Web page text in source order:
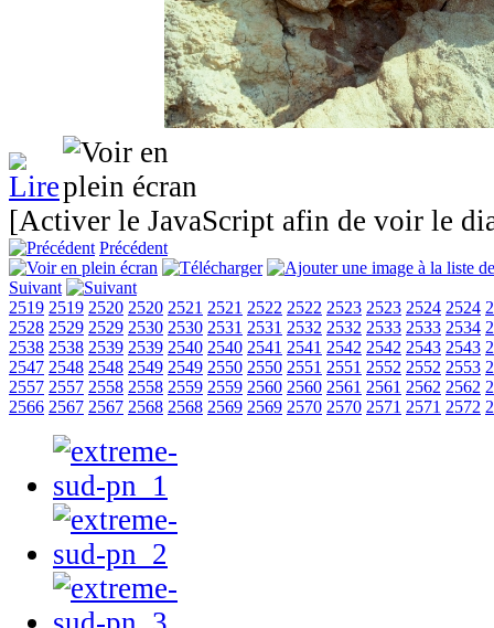
[Activer le JavaScript afin de voir le
Précédent
Suivant
2519 2519 2520 2520 2521 2521 2522 2522 2523 2523 2524 2524
2528 2529 2529 2530 2530 2531 2531 2532 2532 2533 2533 2534
2538 2538 2539 2539 2540 2540 2541 2541 2542 2542 2543 2543
2547 2548 2548 2549 2549 2550 2550 2551 2551 2552 2552 2553
2557 2557 2558 2558 2559 2559 2560 2560 2561 2561 2562 2562
2566 2567 2567 2568 2568 2569 2569 2570 2570 2571 2571 2572